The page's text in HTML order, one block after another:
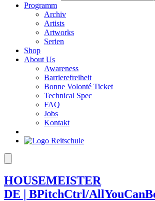
Programm
Archiv
Artists
Artworks
Serien
Shop
About Us
Awareness
Barrierefreiheit
Bonne Volonté Ticket
Technical Spec
FAQ
Jobs
Kontakt
HOUSEMEISTER
DE | BPitchCtrl/